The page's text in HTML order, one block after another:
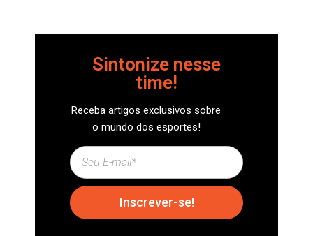
Sintonize nesse
time!
Receba artigos exclusivos sobre
o mundo dos esportes!
Inscrever-se!